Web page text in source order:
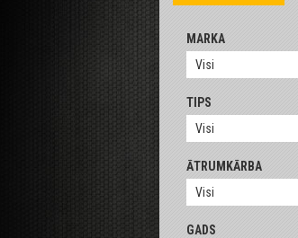
MARKA
Visi
TIPS
Visi
ĀTRUMKĀRBA
Visi
GADS